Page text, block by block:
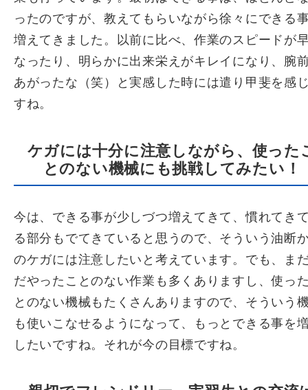
ったのですが、教えてもらいながら徐々にできる
増えてきました。以前に比べ、作業のスピードが
なったり、明らかに出来栄えがキレイになり、腕
あがったな（笑）と実感した時には遣り甲斐を感
すね。
ケガには十分に注意しながら、使った
とのない機械にも挑戦してみたい！
今は、できる事が少しづつ増えてきて、慣れてき
る部分もでてきていると思うので、そういう油断
のケガには注意したいと考えています。でも、ま
だやったことのない作業も多くありますし、使っ
とのない機械もたくさんありますので、そういう
も使いこなせるようになって、もっとできる事を
したいですね。それが今の目標ですね。